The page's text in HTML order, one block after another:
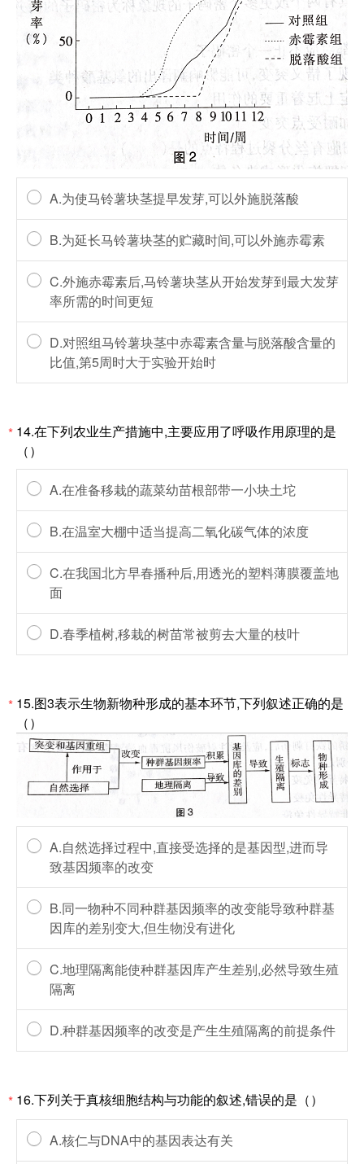
A.为使马铃薯块茎提早发芽,可以外施脱落酸
B.为延长马铃薯块茎的贮藏时间,可以外施赤霉素
C.外施赤霉素后,马铃薯块茎从开始发芽到最大发芽
率所需的时间更短
D.对照组马铃薯块茎中赤霉素含量与脱落酸含量的
比值,第5周时大于实验开始时
* 14.在下列农业生产措施中,主要应用了呼吸作用原理的是
（）
A.在准备移栽的蔬菜幼苗根部带一小块土坨
B.在温室大棚中适当提高二氧化碳气体的浓度
C.在我国北方早春播种后,用透光的塑料薄膜覆盖地
面
D.春季植树,移栽的树苗常被剪去大量的枝叶
* 15.图3表示生物新物种形成的基本环节,下列叙述正确的是
（）
A.自然选择过程中,直接受选择的是基因型,进而导
致基因频率的改变
B.同一物种不同种群基因频率的改变能导致种群基
因库的差别变大,但生物没有进化
C.地理隔离能使种群基因库产生差别,必然导致生殖
隔离
D.种群基因频率的改变是产生生殖隔离的前提条件
* 16.下列关于真核细胞结构与功能的叙述,错误的是（）
A.核仁与DNA中的基因表达有关